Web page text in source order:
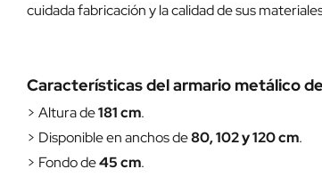
cuidada fabricación y la calidad de sus
Características del armario metálico de
> Altura de181 cm.
> Disponible en anchos de80, 102 y 120 cm.
> Fondo de45 cm.